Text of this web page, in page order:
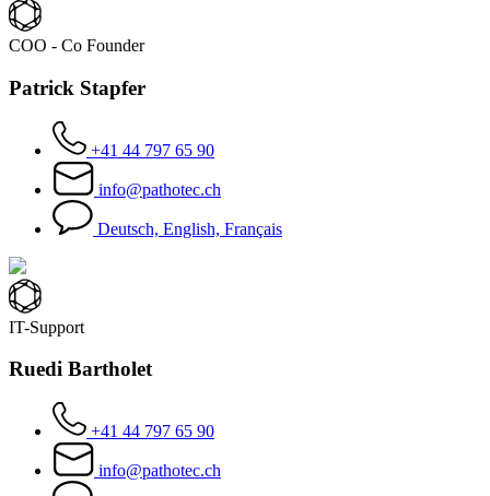
COO - Co Founder
Patrick Stapfer
+41 44 797 65 90
info@pathotec.ch
Deutsch, English, Français
IT-Support
Ruedi Bartholet
+41 44 797 65 90
info@pathotec.ch